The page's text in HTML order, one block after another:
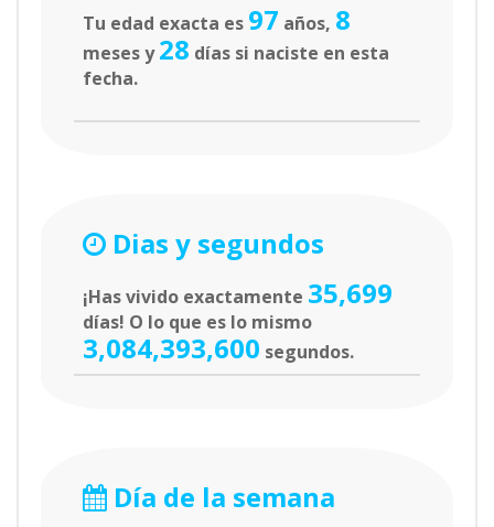
Tu edad exacta es 97 años, 8
meses y28 días si naciste en esta
fecha.
Dias y segundos
¡Has vivido exactamente 35,699
días! O lo que es lo mismo
3,084,393,600 segundos.
Día de la semana